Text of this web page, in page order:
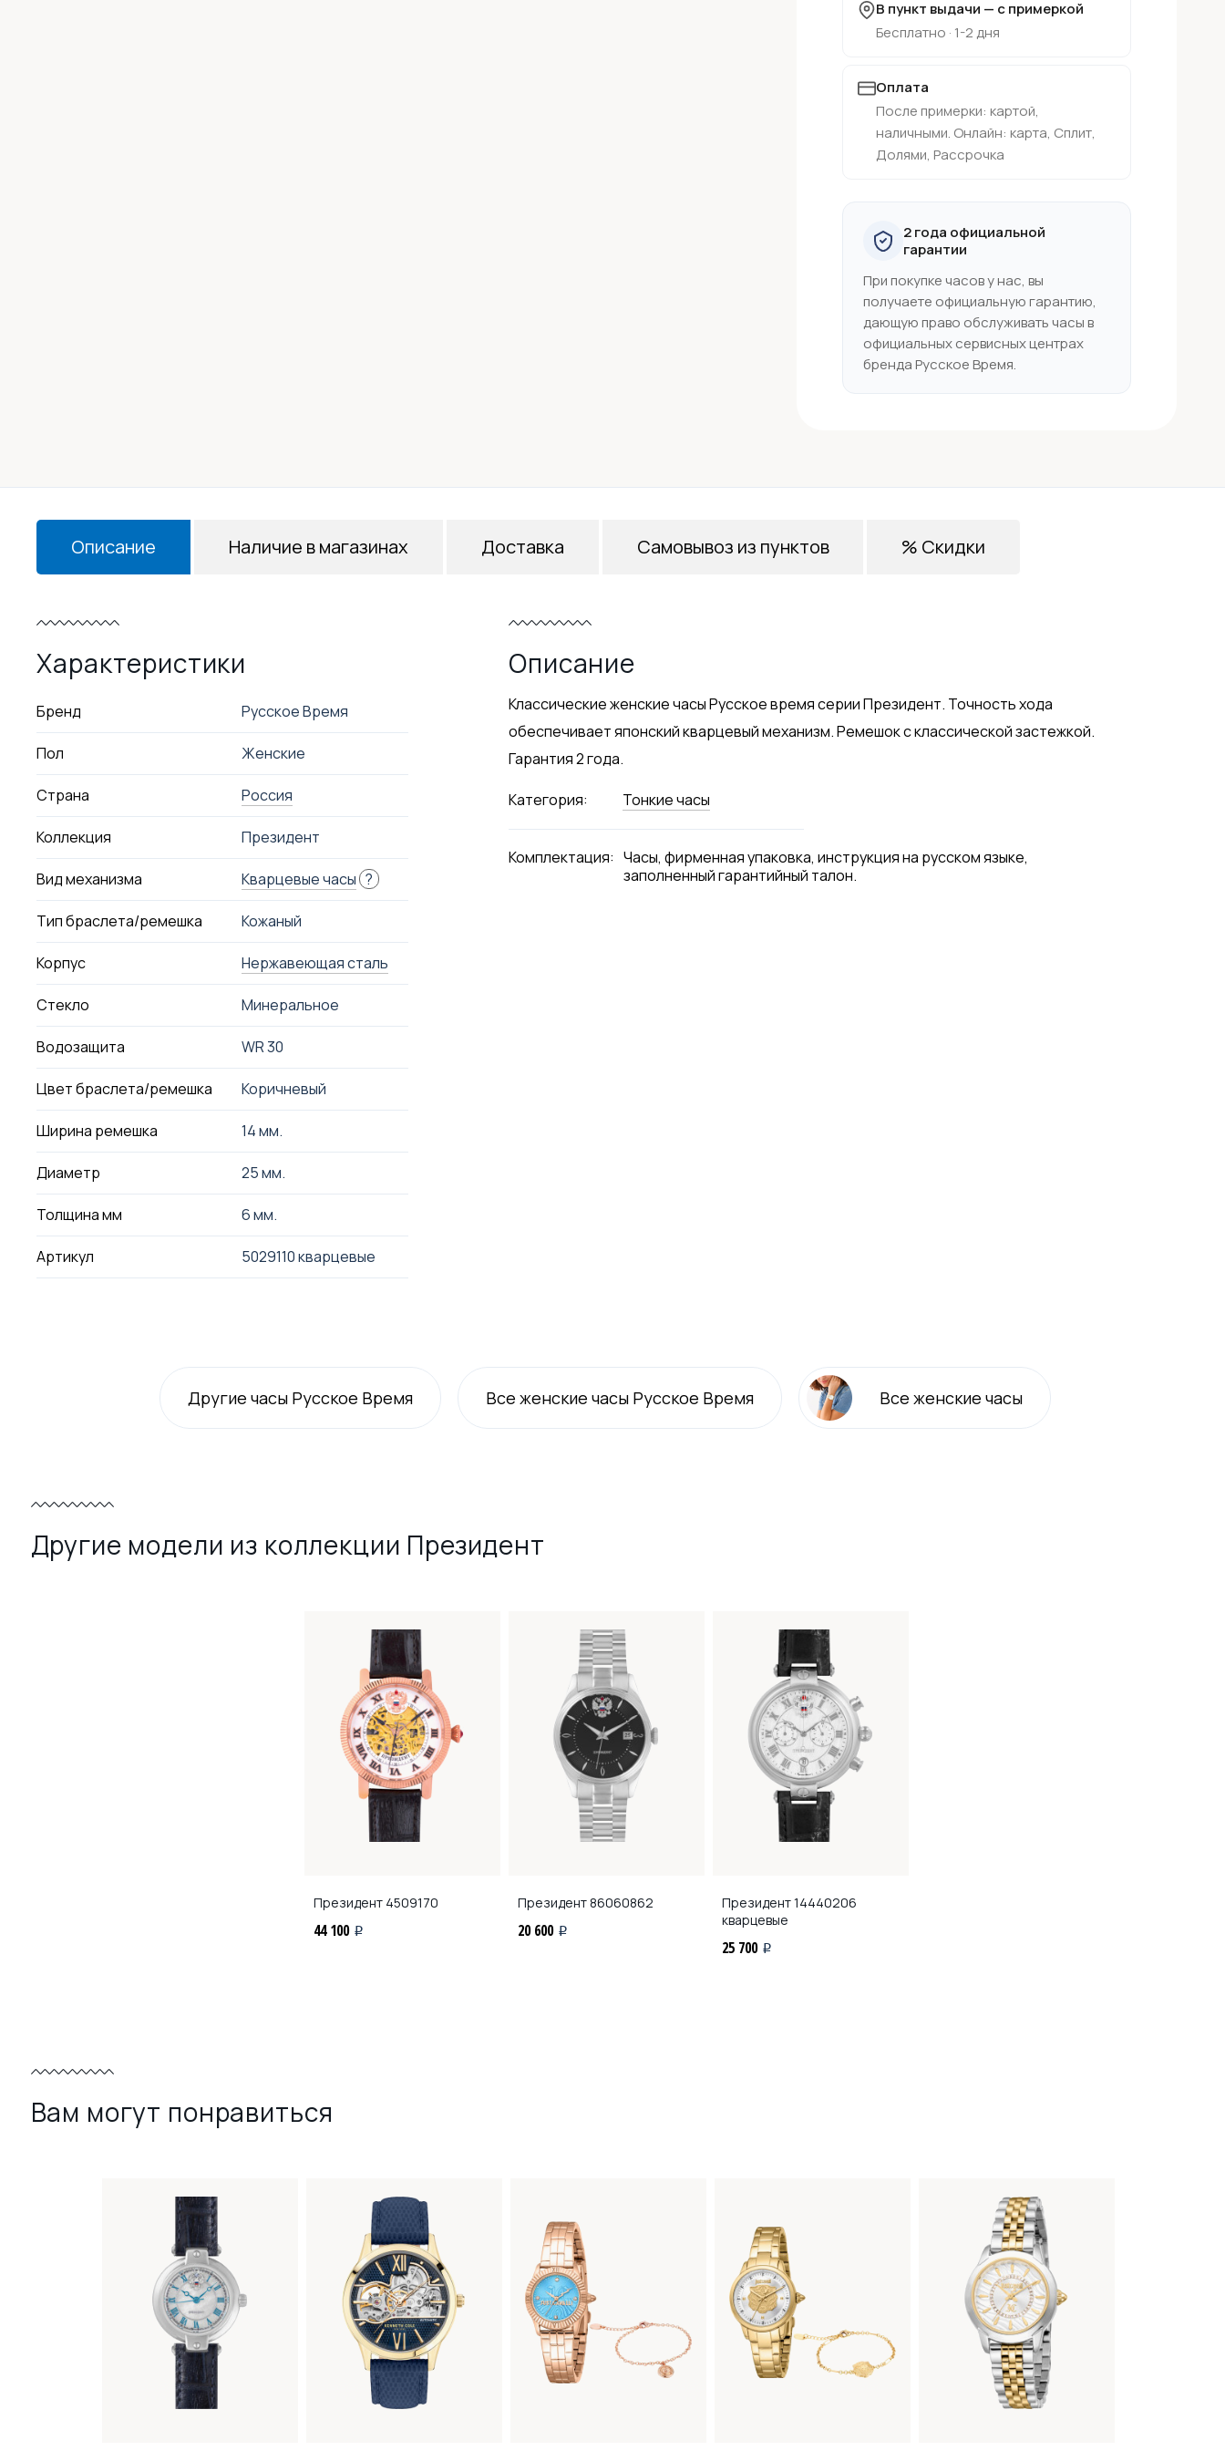
В пункт выдачи — с примеркой
Бесплатно · 1-2 дня
Оплата
После примерки: картой,
наличными. Онлайн: карта, Сплит,
Долями, Рассрочка
2 года официальной
гарантии
При покупке часов у нас, вы
получаете официальную гарантию,
дающую право обслуживать часы в
официальных сервисных центрах
бренда Русское Время.
Описание
Характеристики
Бренд Русское Время
Пол Женские
Страна Россия
Коллекция Президент
Вид механизма Кварцевые часы ?
Тип браслета/ремешка Кожаный
Корпус Нержавеющая сталь
Стекло Минеральное
Водозащита WR 30
Цвет браслета/ремешка Коричневый
Ширина ремешка 14 мм.
Диаметр 25 мм.
Толщина мм 6 мм.
Артикул 5029110 кварцевые
Описание
Классические женские часы Русское время серии Президент. Точность хода
обеспечивает японский кварцевый механизм. Ремешок с классической застежкой.
Гарантия 2 года.
Категория: Тонкие часы
Комплектация: Часы, фирменная упаковка, инструкция на русском языке,
заполненный гарантийный талон.
Наличие в магазинах Доставка Самовывоз из пунктов % Скидки
Другие часы Русское Время Всеженские часы Русское Время Всеженские часы
Другие модели из коллекции Президент
Президент 4509170
44 100 i
Президент86060862
20 600 i
Президент14440206
кварцевые
25 700 i
Вам могут понравиться